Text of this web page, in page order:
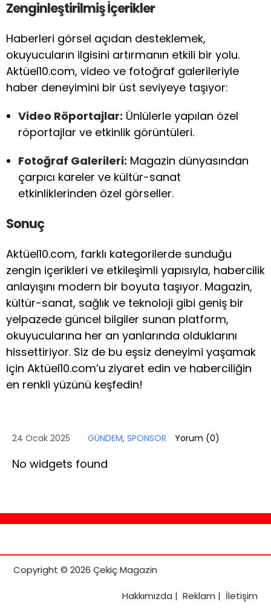
Zenginleştirilmiş İçerikler
Haberleri görsel açıdan desteklemek,
okuyucuların ilgisini artırmanın etkili bir yolu.
Aktüel10.com, video ve fotoğraf galerileriyle
haber deneyimini bir üst seviyeye taşıyor:
Video Röportajlar: Ünlülerle yapılan özel
röportajlar ve etkinlik görüntüleri.
Fotoğraf Galerileri: Magazin dünyasından
çarpıcı kareler ve kültür-sanat
etkinliklerinden özel görseller.
Sonuç
Aktüel10.com, farklı kategorilerde sunduğu
zengin içerikleri ve etkileşimli yapısıyla, habercilik
anlayışını modern bir boyuta taşıyor. Magazin,
kültür-sanat, sağlık ve teknoloji gibi geniş bir
yelpazede güncel bilgiler sunan platform,
okuyucularına her an yanlarında olduklarını
hissettiriyor. Siz de bu eşsiz deneyimi yaşamak
için Aktüel10.com’u ziyaret edin ve haberciliğin
en renkli yüzünü keşfedin!
24 Ocak 2025 GÜNDEM, SPONSOR Yorum (0)
No widgets found
Copyright © 2026 Çekiç Magazin
Hakkımızda | Reklam | İletişim